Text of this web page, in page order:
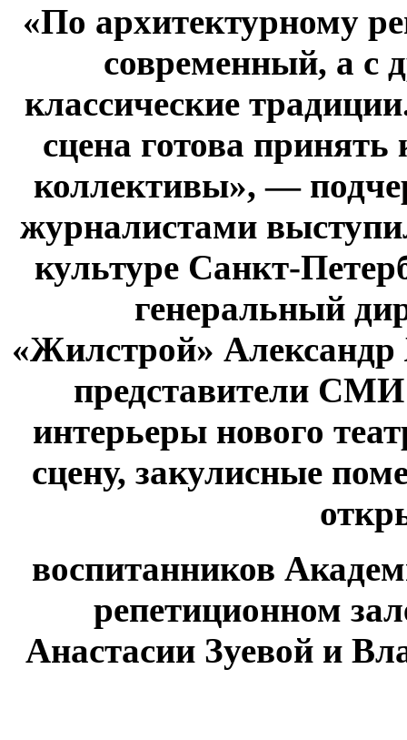
«По архитектурному
современный, а с
классические
сцена готова принять
коллективы», —
журналистами
культуре Санкт-
генеральный
«Жилстрой»
представители
интерьеры нового
сцену, закулисные
воспитанников
репетиционном
Анастасии Зуевой и